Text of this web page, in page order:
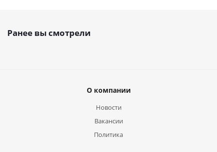
Ранее вы смотрели
О компании
Новости
Вакансии
Политика